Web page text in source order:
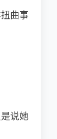
曲事
说她